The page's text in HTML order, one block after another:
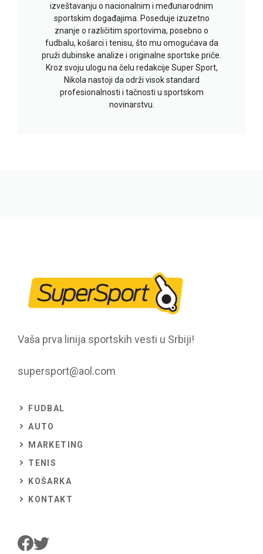
izveštavanju o nacionalnim i međunarodnim
sportskim događajima. Poseduje izuzetno
znanje o različitim sportovima, posebno o
fudbalu, košarci i tenisu, što mu omogućava da
pruži dubinske analize i originalne sportske priče.
Kroz svoju ulogu na čelu redakcije Super Sport,
Nikola nastoji da održi visok standard
profesionalnosti i tačnosti u sportskom
novinarstvu.
Vaša prva linija sportskih vesti u Srbiji!
supersport@aol.com
FUDBAL
AUTO
MARKETING
TENIS
KOŠARKA
KONTAKT